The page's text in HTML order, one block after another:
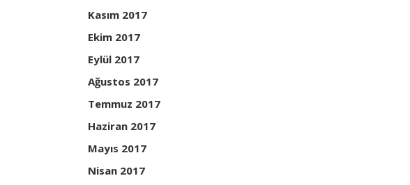
Kasım 2017
Ekim 2017
Eylül 2017
Ağustos 2017
Temmuz 2017
Haziran 2017
Mayıs 2017
Nisan 2017